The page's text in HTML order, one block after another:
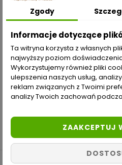
ZAKUPY
Moje konto
Opcje dostawy
Metody płatności
Zgody
Informacje dotyczące
Ta witryna korzysta z własnych
najwyższy poziom
Wykorzystujemy również pliki
ulepszenia naszych usług,
reklam związanych z Twoimi
analizy Twoich zachowań
ZAAKCEPTUJ
Odstąp od umowy tutaj